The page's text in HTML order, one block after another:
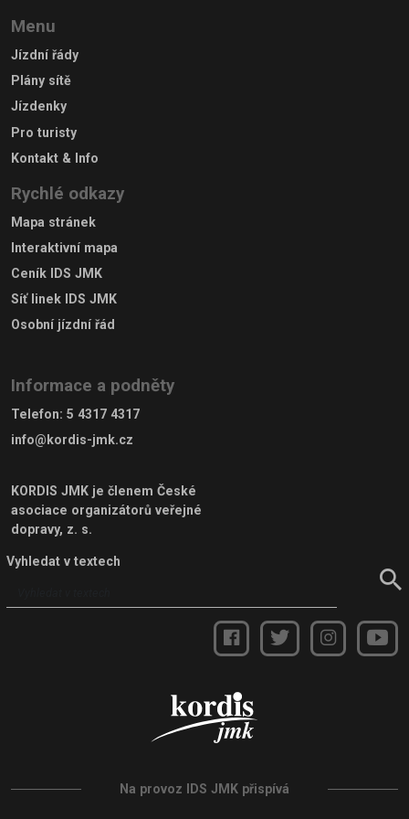
Menu
Jízdní řády
Plány sítě
Jízdenky
Pro turisty
Kontakt & Info
Rychlé odkazy
Mapa stránek
Interaktivní mapa
Ceník IDS JMK
Síť linek IDS JMK
Osobní jízdní řád
Informace a podněty
Telefon: 5 4317 4317
info@kordis-jmk.cz
KORDIS JMK je členem České
asociace organizátorů veřejné
dopravy, z. s.
Vyhledat v textech
Na provoz IDS JMK přispívá